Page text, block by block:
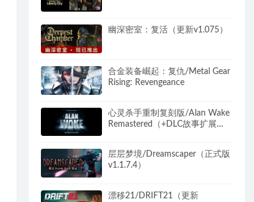
幽深密室：复活（更新v1.075）
合金装备崛起：复仇/Metal Gear
Rising: Revengeance
心灵杀手重制复刻版/Alan Wake
Remastered（+DLC故事扩展
层层梦境/Dreamscaper（正式版
v1.1.7.4）
漂移21/DRIFT21（更新